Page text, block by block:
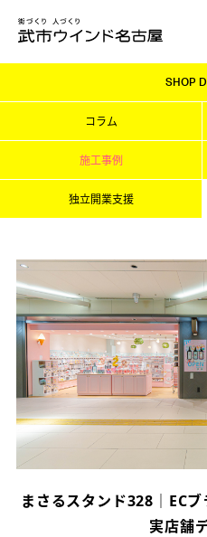
採用
店舗
インド
オフィ
不動
SHOP
コラム
施工事例
独立開業支援
まさるスタンド328｜EC
実店舗